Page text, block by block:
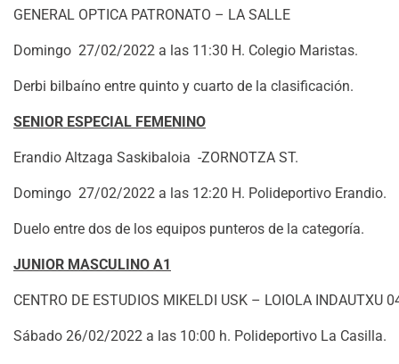
GENERAL OPTICA PATRONATO – LA SALLE
Domingo 27/02/2022 a las 11:30 H. Colegio Maristas.
Derbi bilbaíno entre quinto y cuarto de la clasificación.
SENIOR ESPECIAL FEMENINO
Erandio Altzaga Saskibaloia -ZORNOTZA ST.
Domingo 27/02/2022 a las 12:20 H. Polideportivo Erandio.
Duelo entre dos de los equipos punteros de la categoría.
JUNIOR MASCULINO A1
CENTRO DE ESTUDIOS MIKELDI USK – LOIOLA INDAUTXU
Sábado 26/02/2022 a las 10:00 h. Polideportivo La Casilla.